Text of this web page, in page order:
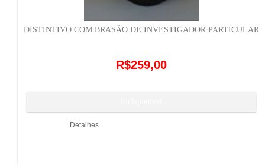
DISTINTIVO COM BRASÃO DE INVESTIGADOR PARTICULAR
R$259,00
Detalhes